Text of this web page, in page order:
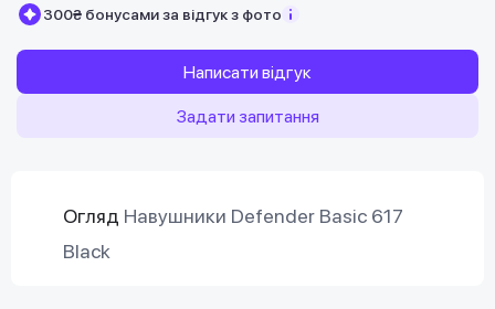
300₴ бонусами за відгук з фото
Написати відгук
Задати запитання
Огляд Навушники Defender Basic 617
Black